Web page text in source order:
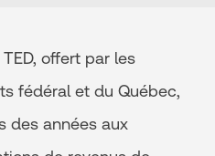
offert par les
fédéral et du Québec,
des années aux